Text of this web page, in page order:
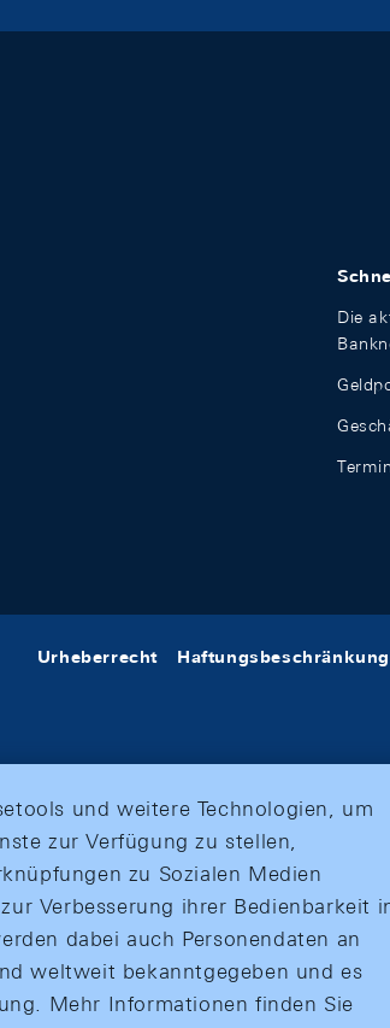
Die
Urheberrecht Haftungsbeschränkung
und weitere Technologien, um
zur Verfügung zu stellen,
zu Sozialen Medien
Verbesserung ihrer Bedienbarkeit
dabei auch Personendaten an
weltweit bekanntgegeben und es
Mehr Informationen finden Sie